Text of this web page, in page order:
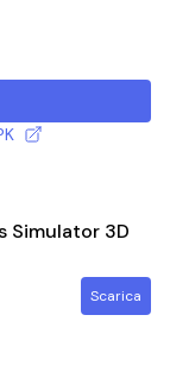
Simulator 3D
Scarica